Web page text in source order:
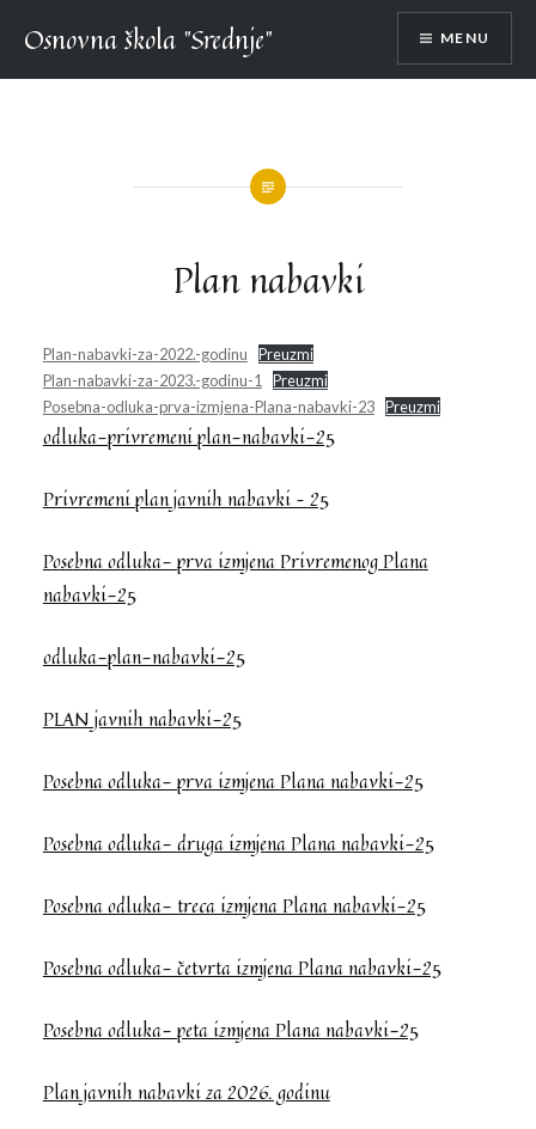
content
Osnovna škola "Srednje" MENU
Plan nabavki
Plan-nabavki-za-2022.-godinu
Preuzmi
Plan-nabavki-za-2023.-godinu-1
Preuzmi
Posebna-odluka-prva-izmjena-Plana-nabavki-23 Preuzmi
odluka-privremeni plan-nabavki-25
Privremeni plan javnih nabavki – 25
Posebna odluka- prva izmjena Privremenog Plana
nabavki-25
odluka-plan-nabavki-25
PLAN javnih nabavki-25
Posebna odluka- prva izmjena Plana nabavki-25
Posebna odluka- druga izmjena Plana nabavki-25
Posebna odluka- treca izmjena Plana nabavki-25
Posebna odluka- četvrta izmjena Plana nabavki-25
Posebna odluka- peta izmjena Plana nabavki-25
Plan javnih nabavki za 2026. godinu